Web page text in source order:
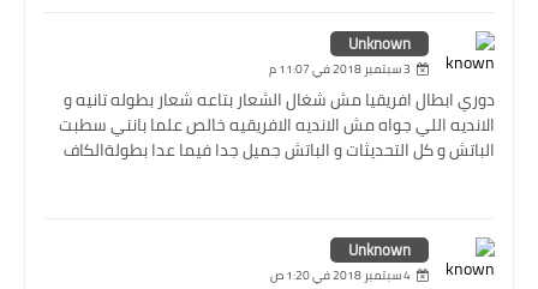
Unknown
3 سبتمبر 2018 في 11:07 م
دوري ابطال افريقيا مش شغال الشعار بتاعه شعار بطوله تانيه و
الانديه اللي جواه مش الانديه الافريقيه خالص علما بانني سطبت
الباتش و كل التحديثات و الباتش جميل جدا فيما عدا بطولةالكاف
Unknown
4 سبتمبر 2018 في 1:20 ص